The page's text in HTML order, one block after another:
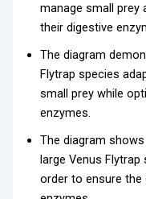
manage small
their digestive
The diagram
Flytrap species
small prey while
enzymes.
The diagram
large Venus
order to ensure